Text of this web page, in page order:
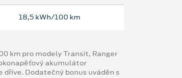
18,5 kWh/100 km
km pro modely Transit, Ranger
akumulátor
Dodatečný bonus uváděn s